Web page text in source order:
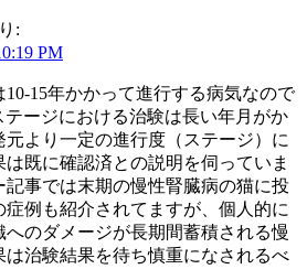
:
PM
15年かかって進行する病気なので
ージにおける治験は長い年月がか
より一定の進行度（ステージ）に
既に確認済との説明を伺っていま
記事では末期の慢性腎臓病の猫に投
例も紹介されてますが、個人的に
へのダメージが長期間蓄積される慢
は治験結果を待ち慎重になされるべ